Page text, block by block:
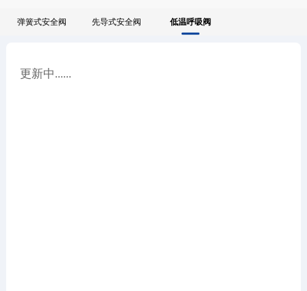
弹簧式安全阀 先导式安全阀 低温呼吸阀
更新中......